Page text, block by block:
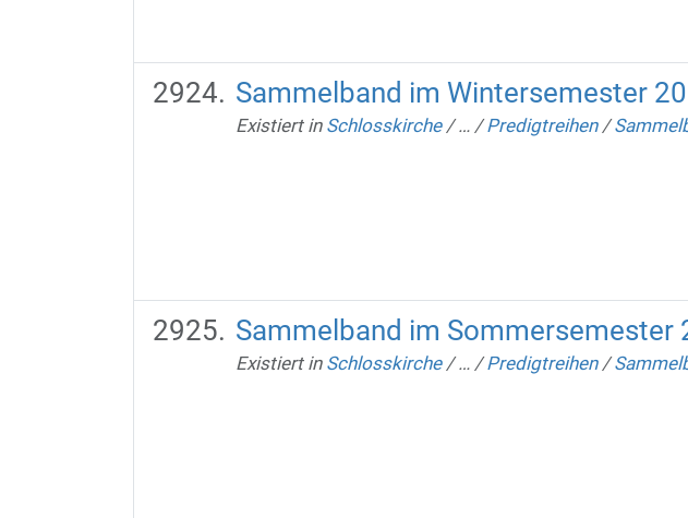
Sammelband im Wintersemester
Existiert in Schlosskirche /… /Predigtreihen /
Sammelband im Sommersemester
Existiert in Schlosskirche /… /Predigtreihen /